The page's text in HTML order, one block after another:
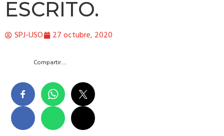
ESCRITO.
SPJ-USO 27 octubre, 2020
Compartir….